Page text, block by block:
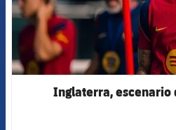
Inglaterra, escenario